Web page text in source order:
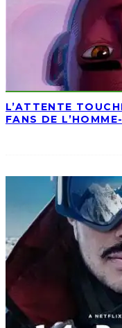
L’ATTENTE
FANS DE